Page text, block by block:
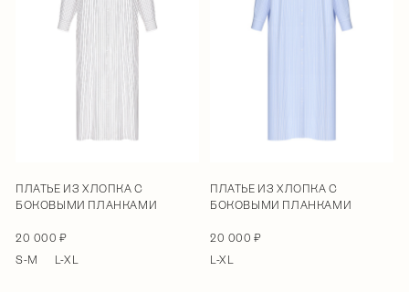
ПЛАТЬЕ ИЗ ХЛОПКА С
БОКОВЫМИ ПЛАНКАМИ
20 000 ₽
S-M
L-XL
ПЛАТЬЕ ИЗ ХЛОПКА С
БОКОВЫМИ ПЛАНКАМИ
20 000 ₽
L-XL